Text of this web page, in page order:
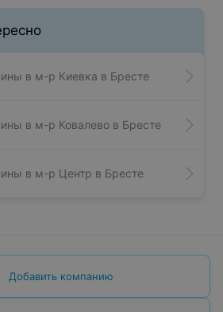
в м-р Киевка в Бресте
в м-р Ковалево в Бресте
в м-р Центр в Бресте
Добавить компанию